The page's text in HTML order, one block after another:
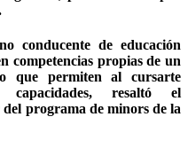
conducente de educación
competencias propias de un
que permiten al cursarte
resaltó el
programa de minors de la